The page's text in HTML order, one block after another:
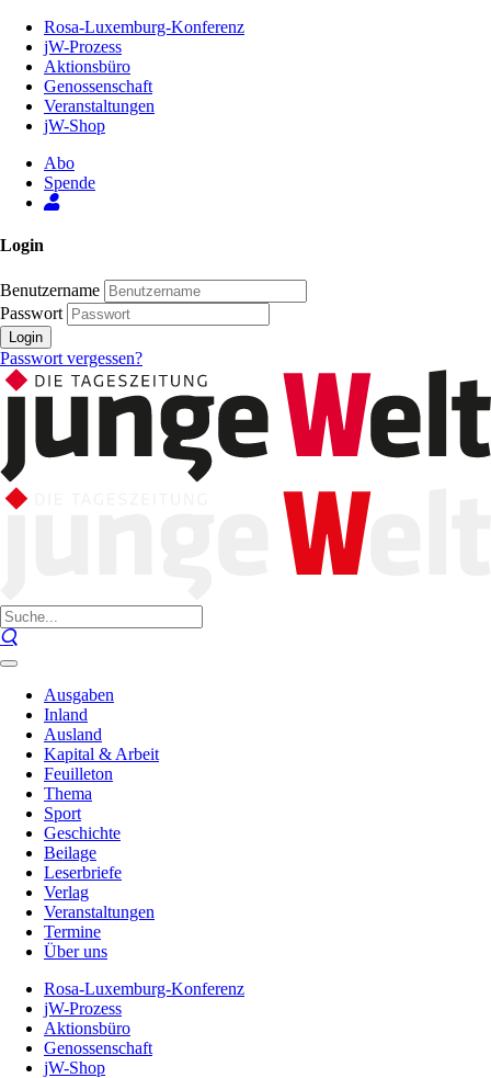
Inhalt
Seite
Rosa-Luxemburg-Konferenz
jW-Prozess
Aktionsbüro
Genossenschaft
Veranstaltungen
jW-Shop
Abo
Spende
Login
Benutzername
Passwort
Login
Passwort vergessen?
Ausgaben
Inland
Ausland
Kapital & Arbeit
Feuilleton
Thema
Sport
Geschichte
Beilage
Leserbriefe
Verlag
Veranstaltungen
Termine
Über uns
Rosa-Luxemburg-Konferenz
jW-Prozess
Aktionsbüro
Genossenschaft
jW-Shop